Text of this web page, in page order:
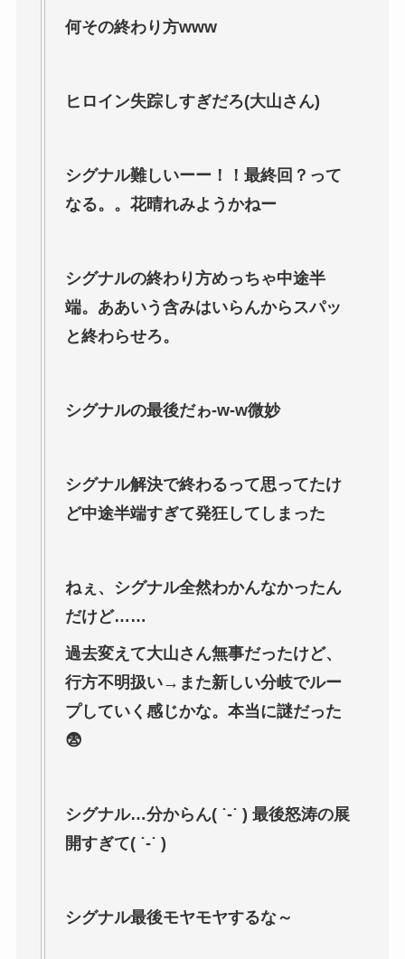
何その終わり方www
ヒロイン失踪しすぎだろ(大山さん)
シグナル難しいーー！！最終回？って
なる。。花晴れみようかねー
シグナルの終わり方めっちゃ中途半
端。ああいう含みはいらんからスパッ
と終わらせろ。
シグナルの最後だゎ-w-w微妙
シグナル解決で終わるって思ってたけ
ど中途半端すぎて発狂してしまった
ねぇ、シグナル全然わかんなかったん
だけど……
過去変えて大山さん無事だったけど、
行方不明扱い→また新しい分岐でルー
プしていく感じかな。本当に謎だった
😨
シグナル…分からん( ˙-˙ ) 最後怒涛の展
開すぎて( ˙-˙ )
シグナル最後モヤモヤするな～